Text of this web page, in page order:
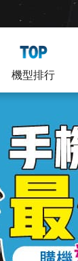
機型排行